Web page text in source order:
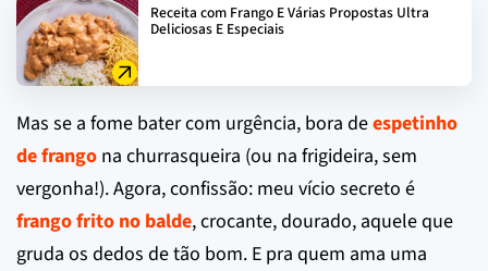
Receita com Frango E Várias Propostas Ultra
Deliciosas E Especiais
Mas se a fome bater com urgência, bora deespetinho
de frango na churrasqueira (ou na frigideira, sem
vergonha!). Agora, confissão: meu vício secreto é
frango frito no balde, crocante, dourado, aquele que
gruda os dedos de tão bom. E pra quem ama uma